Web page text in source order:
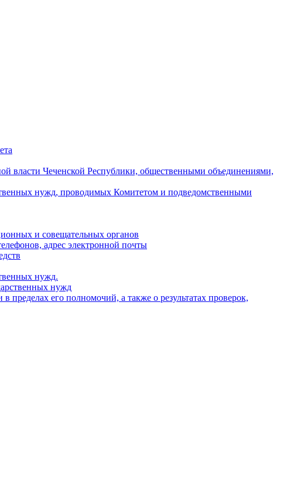
власти Чеченской Республики, общественными объединениями,
нужд, проводимых Комитетом и подведомственными
и совещательных органов
адрес электронной почты
нужд.
нужд
его полномочий, а также о результатах проверок,